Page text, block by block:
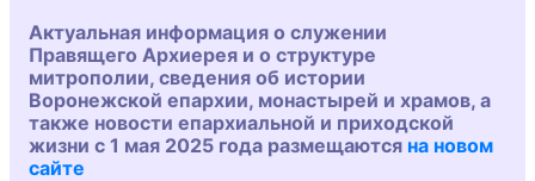
Актуальная информация о служении
Правящего Архиерея и о структуре
митрополии, сведения об истории
Воронежской епархии, монастырей и храмов, а
также новости епархиальной и приходской
жизни с 1 мая 2025 года размещаются на новом
сайте